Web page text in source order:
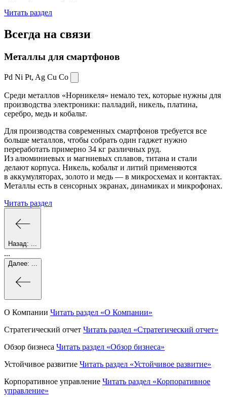
Читать раздел
Всегда на связи
Металлы для смартфонов
Pd Ni Pt, Ag Cu Co
Среди металлов «Норникеля» немало тех, которые нужны для
производства электроники: палладий, никель, платина,
серебро, медь и кобальт.
Для производства современных смартфонов требуется все
больше металлов, чтобы собрать один гаджет нужно
переработать примерно 34 кг различных руд.
Из алюминиевых и магниевых сплавов, титана и стали
делают корпуса. Никель, кобальт и литий применяются
в аккумуляторах, золото и медь — в микросхемах и контактах.
Металлы есть в сенсорных экранах, динамиках и микрофонах.
Читать раздел
Назад:
...
Далее:
О Компании Читать раздел «О Компании»
Стратегический отчет Читать раздел «Стратегический отчет»
Обзор бизнеса Читать раздел «Обзор бизнеса»
Устойчивое развитие Читать раздел «Устойчивое развитие»
Корпоративное управление Читать раздел «Корпоративное
управление»